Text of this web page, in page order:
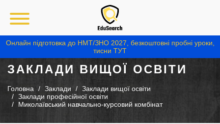
Онлайн підготовка до НМТ/ЗНО 2027, безкоштовні пробні уроки,
тисни ТУТ
ЗАКЛАДИ ВИЩОЇ ОСВІТИ
Головна Заклади
Заклади вищої освіти
Заклади професійної освіти
Миколаївський навчально-курсовий комбінат